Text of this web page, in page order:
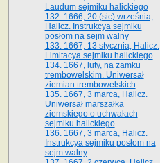
Laudum sejmiku halickiego
132. 1666, 20 (sic) września,
Halicz. Instrukcya sejmiku
posłom na sejm walny
133. 1667, 13 stycznia, Halicz.
Limitacya sejmiku halickiego
134. 1667, luty, na zamku
trembowelskim. Uniwersał
ziemian trembowelskich
135. 1667, 3 marca, Halicz.
Uniwersał marszałka
ziemskiego o uchwałach
sejmiku halickiego
136. 1667, 3 marca, Halicz.
Instrukcya sejmiku posłom na
sejm walny